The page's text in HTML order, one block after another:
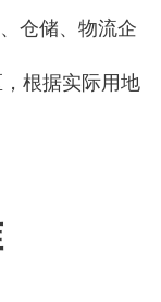
仓储、物流企
根据实际用地